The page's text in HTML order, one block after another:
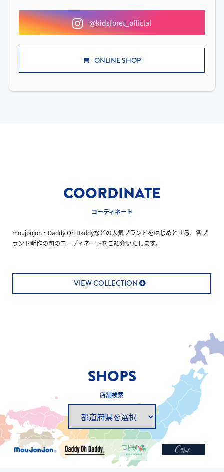
@kidsforet_official
ONLINE SHOP
COORDINATE
コーディネート
moujonjon・Daddy Oh Daddyなどの人気ブランドをはじめとする、 各ブ
ランド新作の旬のコーディネートをご紹介いたします。
VIEW COLLECTION
SHOPS
店舗検索